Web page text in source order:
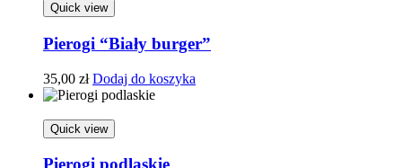
Quick view
Pierogi “Biały burger”
35,00 zł Dodaj do koszyka
Quick view